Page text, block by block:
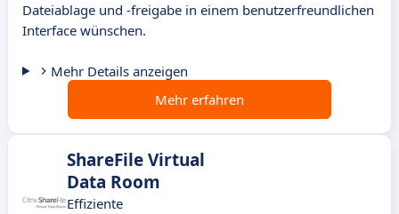
Dateiablage und -freigabe in einem benutzerfreundlichen
Interface wünschen.
Mehr Details anzeigen
Mehr erfahren
ShareFile Virtual
Data Room
Effiziente